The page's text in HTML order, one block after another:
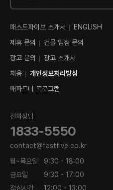
패스트파이브 소개서
ENGLISH
제휴 문의
건물 입점 문의
광고 문의
광고 소개서
채용
개인정보처리방침
패파트너 프로그램
전화상담
1833-5550
contact@fastfive.co.kr
월~목요일
9:30 - 18:00
금요일
9:30 - 17:00
점심시간
12:00 - 13:00